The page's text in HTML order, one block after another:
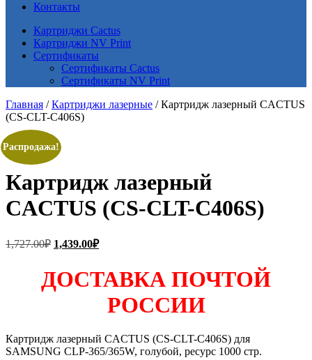
Контакты
Картриджи Cactus
Картриджи NV Print
Сертификаты
Сертификаты Cactus
Сертификаты NV Print
Главная /Картриджи лазерные / Картридж лазерный CACTUS
(CS-CLT-C406S)
Распродажа!
Картридж лазерный
CACTUS (CS-CLT-C406S)
1,727.00₽ Первоначальная
1,727.00₽.
1,439.00₽Текущая
ДОСТАВКА ПОЧТОЙ
РОССИИ
Картридж лазерный CACTUS (CS-CLT-C406S) для
SAMSUNG CLP-365/365W, голубой, ресурс 1000 стр.